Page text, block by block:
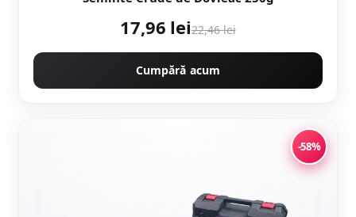
17,96 lei22,46 lei
Cumpără acum
-58%